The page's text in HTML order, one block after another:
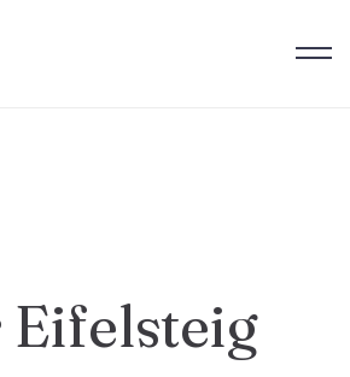
Eifelsteig